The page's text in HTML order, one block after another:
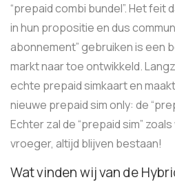
“prepaid combi bundel”. Het
in hun propositie en dus
abonnement” gebruiken is een
markt naar toe ontwikkeld.
echte prepaid simkaart en
nieuwe prepaid sim only: de
Echter zal de “prepaid sim”
vroeger, altijd blijven bestaan!
Wat vinden wij van de